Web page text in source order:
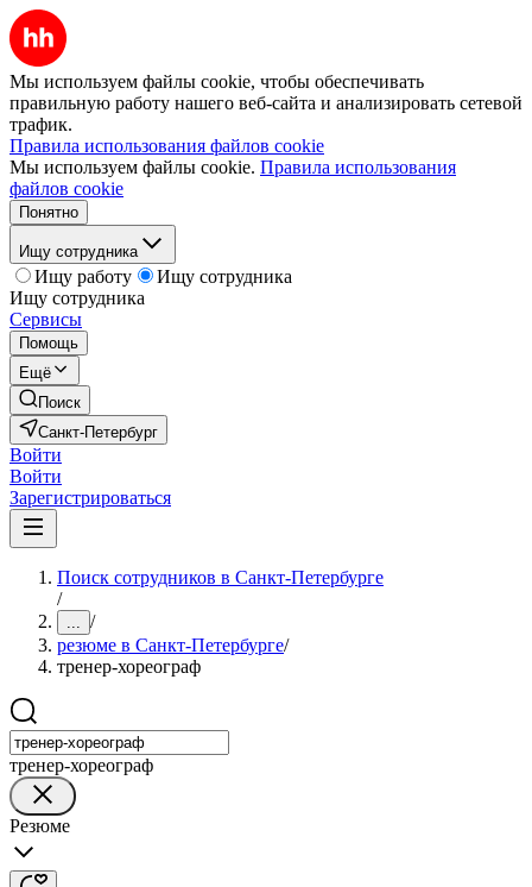
Мы используем файлы cookie, чтобы обеспечивать
правильную работу нашего веб-сайта и анализировать сетевой
трафик.
Правила использования файлов cookie
Мы используем файлы cookie. Правила использования
файлов cookie
Понятно
Ищу сотрудника
Ищу работу
Ищу сотрудника
Ищу сотрудника
Сервисы
Помощь
Ещё
Поиск
Санкт-Петербург
Войти
Войти
Зарегистрироваться
Поиск сотрудников в Санкт-Петербурге
/
... /
резюме в Санкт-Петербурге/
тренер-хореограф
тренер-хореограф
Резюме